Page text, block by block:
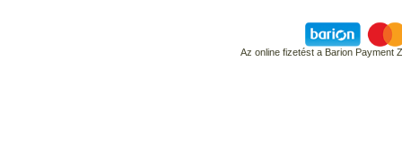
Az online fizetést a Barion Payment